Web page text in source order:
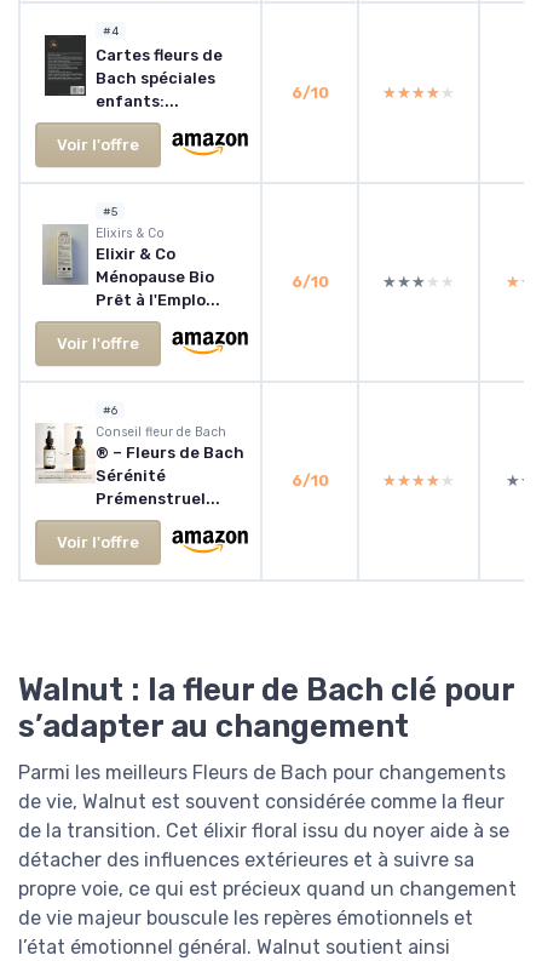
#4
Cartes fleurs de
Bach spéciales
enfants:...
Voir l'offre
6/10 ★★★★★
★★★★★
#5
‎Elixirs & Co
Elixir & Co
Ménopause Bio
Prêt à l'Emplo...
Voir l'offre
6/10 ★★★★★
★★★★★
#6
‎Conseil fleur de Bach
® – Fleurs de Bach
Sérénité
Prémenstruel...
Voir l'offre
6/10 ★★★★★
★★★★★
Walnut : la fleur de Bach clé pour
s’adapter au changement
Parmi les meilleurs Fleurs de Bach pour changements
de vie, Walnut est souvent considérée comme la fleur
de la transition. Cet élixir floral issu du noyer aide à se
détacher des influences extérieures et à suivre sa
propre voie, ce qui est précieux quand un changement
de vie majeur bouscule les repères émotionnels et
l’état émotionnel général. Walnut soutient ainsi